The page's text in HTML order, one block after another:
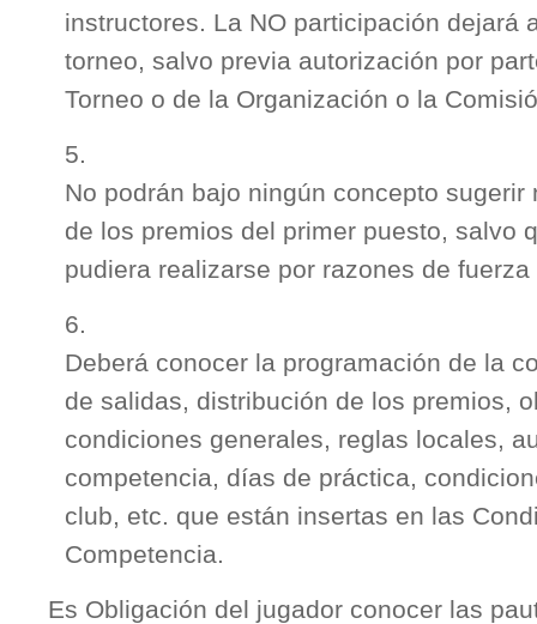
instructores. La NO participación dejará
torneo, salvo previa autorización por
Torneo o de la Organización o la
No podrán bajo ningún concepto
de los premios del primer puesto, salvo
pudiera realizarse por razones de fuerza
Deberá conocer la programación de la
de salidas, distribución de los premios,
condiciones generales, reglas locales,
competencia, días de práctica,
club, etc. que están insertas en las
Competencia.
Es Obligación del jugador conocer las